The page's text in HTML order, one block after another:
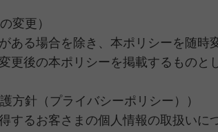
変更）
ある場合を除き、本ポリシーを随
更後の本ポリシーを掲載するものと
方針（プライバシーポリシー））
するお客さまの個人情報の取扱い